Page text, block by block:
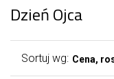
Dzień Ojca
Sortuj wg: Cena,